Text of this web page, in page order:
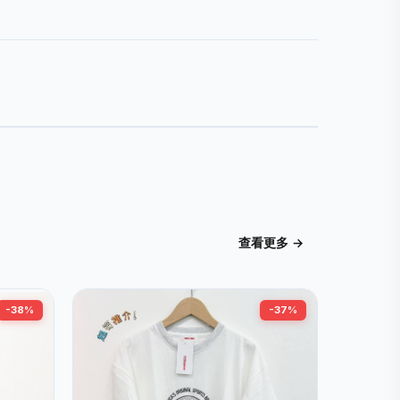
查看更多 →
-38% -37%